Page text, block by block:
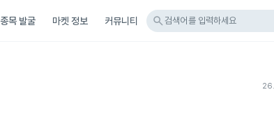
종목 발굴 마켓 정보 커뮤니티 search 검색어를 입력하세요